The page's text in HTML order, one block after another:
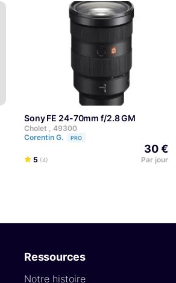
Sony FE 24-70mm f/2.8 GM
Cholet , 49300
Corentin G.
PRO
5 (4)
30 €
Par jour
Ressources
Notre histoire